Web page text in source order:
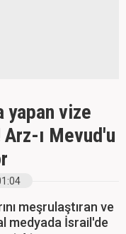
yapan vize
ı Mevud'u
meşrulaştıran ve
medyada İsrail'de